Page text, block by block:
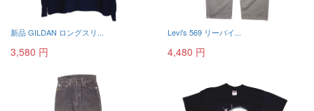
新品 GILDAN ロングスリ...
3,580 円
Levi's 569 リーバイ...
4,480 円